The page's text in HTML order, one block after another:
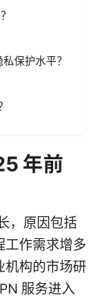
保护水平？
年前
，原因包括
工作需求增多
机构的市场研
服务进入